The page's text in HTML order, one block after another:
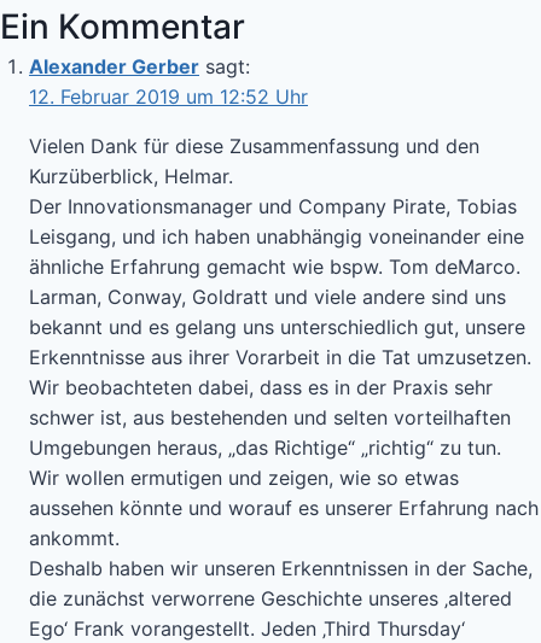
Ein Kommentar
Alexander Gerber sagt:
12. Februar 2019 um 12:52 Uhr
Vielen Dank für diese Zusammenfassung und den
Kurzüberblick, Helmar.
Der Innovationsmanager und Company Pirate, Tobias
Leisgang, und ich haben unabhängig voneinander eine
ähnliche Erfahrung gemacht wie bspw. Tom deMarco.
Larman, Conway, Goldratt und viele andere sind uns
bekannt und es gelang uns unterschiedlich gut, unsere
Erkenntnisse aus ihrer Vorarbeit in die Tat umzusetzen.
Wir beobachteten dabei, dass es in der Praxis sehr
schwer ist, aus bestehenden und selten vorteilhaften
Umgebungen heraus, „das Richtige“ „richtig“ zu tun.
Wir wollen ermutigen und zeigen, wie so etwas
aussehen könnte und worauf es unserer Erfahrung nach
ankommt.
Deshalb haben wir unseren Erkenntnissen in der Sache,
die zunächst verworrene Geschichte unseres ‚altered
Ego‘ Frank vorangestellt. Jeden ‚Third Thursday‘